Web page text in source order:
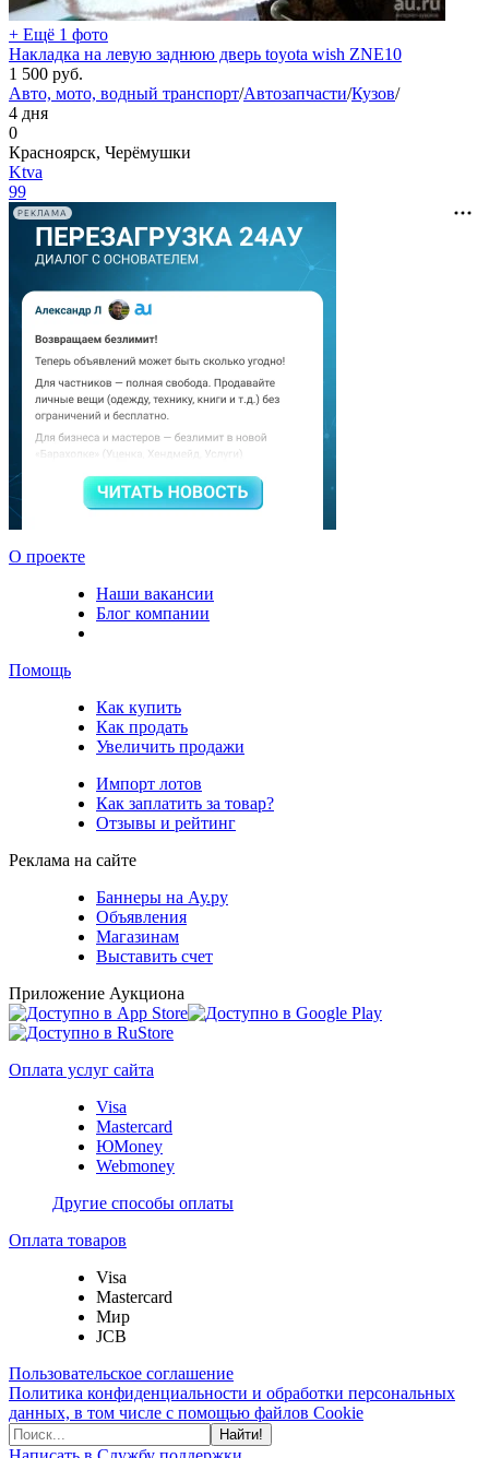
+ Ещё 1 фото
Накладка на левую заднюю дверь toyota wish ZNE10
1 500 руб.
Авто, мото, водный транспорт/Автозапчасти/Кузов/
4 дня
0
Красноярск, Черёмушки
Ktva
99
РЕКЛАМА
О проекте
Наши вакансии
Блог компании
Помощь
Как купить
Как продать
Увеличить продажи
Импорт лотов
Как заплатить за товар?
Отзывы и рейтинг
Реклама на сайте
Баннеры на Ау.ру
Объявления
Магазинам
Выставить счет
Приложение Аукциона
Оплата услуг сайта
Visa
Mastercard
ЮMoney
Webmoney
Другие способы оплаты
Оплата товаров
Visa
Mastercard
Мир
JCB
Пользовательское соглашение
Политика конфиденциальности и обработки персональных
данных, в том числе с помощью файлов Cookie
Найти!